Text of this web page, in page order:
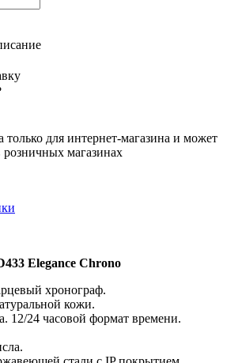
только для интернет-магазина и может
розничных магазинах
Elegance Chrono
хронограф.
кожи.
12/24 часовой формат времени.